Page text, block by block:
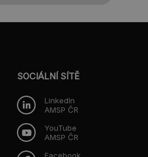
SOCIÁLNÍ SÍTĚ
LinkedIn
AMSP ČR
YouTube
AMSP ČR